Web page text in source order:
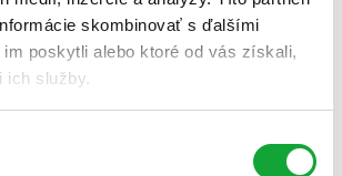
skombinovať s ďalšími
poskytli alebo ktoré od vás získali,
ich služby.